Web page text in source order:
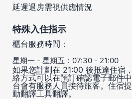
延遲退房需視供應情況
特殊入住指示
櫃台服務時間：
星期一 - 星期五：07:30 - 21:00
如果您計劃在 21:00 後抵達住宿
絡方式可以在預訂確認電子郵件
台會有服務人員接待旅客。住宿
動翻譯工具翻譯。